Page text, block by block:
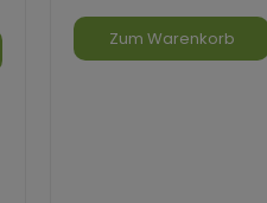
Zum Warenkorb